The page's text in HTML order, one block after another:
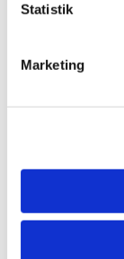
Statistik
Marketing